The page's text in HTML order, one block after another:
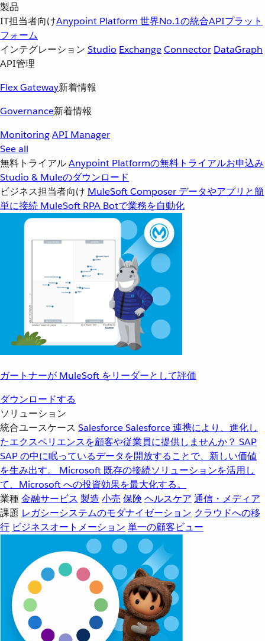
製品
IT担当者向けAnypoint Platform 世界No.1の統合APIプラット
フォーム
インテグレーション Studio ExchangeConnector DataGraph
API管理
Flex Gateway新着情報
Governance新着情報
MonitoringAPI Manager
See all
無料トライアルAnypoint Platformの無料トライアルお申込み
Studio & Muleのダウンロード
ビジネス担当者向け MuleSoft Composer データやアプリと簡
単に接続 MuleSoft RPA Botで業務を自動化
ガートナーが MuleSoft をリーダーとして評価
ダウンロードする
ソリューション
統合ユースケース SalesforceSalesforce 連携により、進化し
たエクスペリエンスを顧客や従業員に提供しませんか？ SAP
SAP の中に眠っているデータを開放することで、新しい価値
を生み出す。
Microsoft 既存の接続ソリューションを活用し
て、Microsoft への投資効果を最大化する。
業種金融サービス 製造 小売 保険 ヘルスケア 通信・メディア
課題 レガシーシステムのモダナイゼーション クラウドへの移
行 ビジネスオートメーション 単一の顧客ビュー